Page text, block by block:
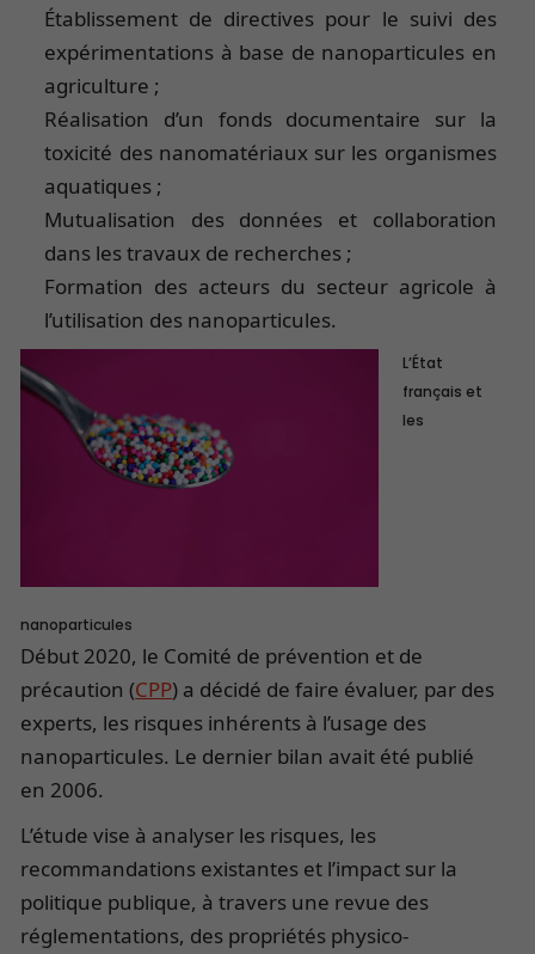
Établissement de directives pour le suivi des
expérimentations à base de nanoparticules en
agriculture ;
Réalisation d’un fonds documentaire sur la
toxicité des nanomatériaux sur les organismes
aquatiques ;
Mutualisation des données et collaboration
dans les travaux de recherches ;
Formation des acteurs du secteur agricole à
l’utilisation des nanoparticules.
L’État
français et
les
nanoparticules
Début 2020, le Comité de prévention et de
précaution (CPP) a décidé de faire évaluer, par des
experts, les risques inhérents à l’usage des
nanoparticules. Le dernier bilan avait été publié
en 2006.
L’étude vise à analyser les risques, les
recommandations existantes et l’impact sur la
politique publique, à travers une revue des
réglementations, des propriétés physico-